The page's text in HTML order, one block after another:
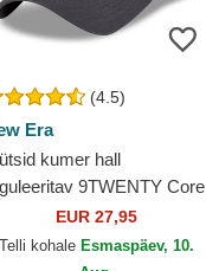
(4.5)
Era
kumer hall
9TWENTY Core
New York Mets MLB
Era
EUR 27,95
Telli kohale Esmaspäev, 10.